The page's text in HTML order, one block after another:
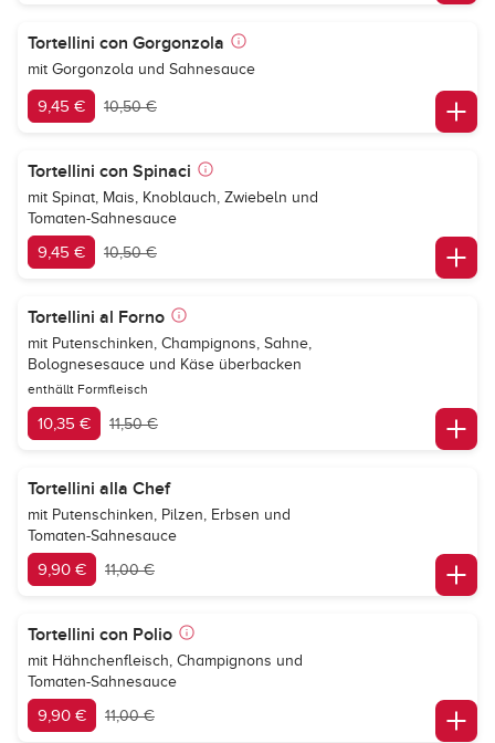
Tortellini con Gorgonzola
mit Gorgonzola und Sahnesauce
9,45 € 10,50 €
Tortellini con Spinaci
mit Spinat, Mais, Knoblauch, Zwiebeln und
Tomaten-Sahnesauce
9,45 € 10,50 €
Tortellini al Forno
mit Putenschinken, Champignons, Sahne,
Bolognesesauce und Käse überbacken
enthällt Formfleisch
10,35 € 11,50 €
Tortellini alla Chef
mit Putenschinken, Pilzen, Erbsen und
Tomaten-Sahnesauce
9,90 € 11,00 €
Tortellini con Polio
mit Hähnchenfleisch, Champignons und
Tomaten-Sahnesauce
9,90 € 11,00 €